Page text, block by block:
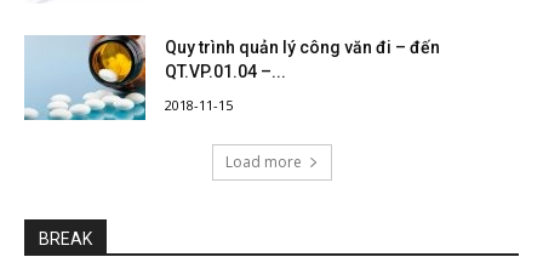
Quy trình quản lý công văn đi – đến
QT.VP.01.04 –...
2018-11-15
Load more
BREAK